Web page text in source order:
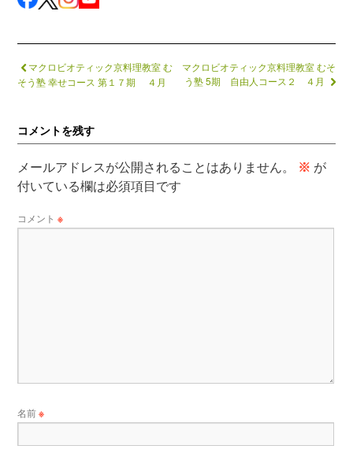
マクロビオティック京料理教室 む
そう塾 幸せコース 第１７期 ４月
マクロビオティック京料理教室 むそ
う塾 5期 自由人コース２ ４月
コメントを残す
メールアドレスが公開されることはありません。 ※ が
付いている欄は必須項目です
コメント※
名前※